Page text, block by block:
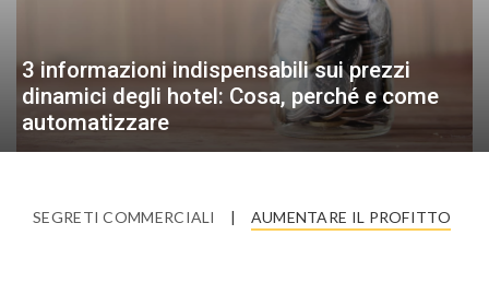
3 informazioni indispensabili sui prezzi
dinamici degli hotel: Cosa, perché e come
automatizzare
SEGRETI COMMERCIALI | AUMENTARE IL PROFITTO